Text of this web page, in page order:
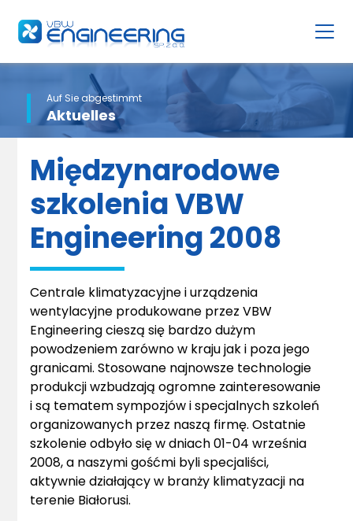
Auf Sie abgestimmt
Aktuelles
Międzynarodowe
szkolenia VBW
Engineering 2008
Centrale klimatyzacyjne i urządzenia
wentylacyjne produkowane przez VBW
Engineering cieszą się bardzo dużym
powodzeniem zarówno w kraju jak i poza jego
granicami. Stosowane najnowsze technologie
produkcji wzbudzają ogromne zainteresowanie
i są tematem sympozjów i specjalnych szkoleń
organizowanych przez naszą firmę. Ostatnie
szkolenie odbyło się w dniach 01-04 września
2008, a naszymi gośćmi byli specjaliści,
aktywnie działający w branży klimatyzacji na
terenie Białorusi.